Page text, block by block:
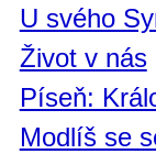
U svého
Život v nás
Píseň:
Modlíš se